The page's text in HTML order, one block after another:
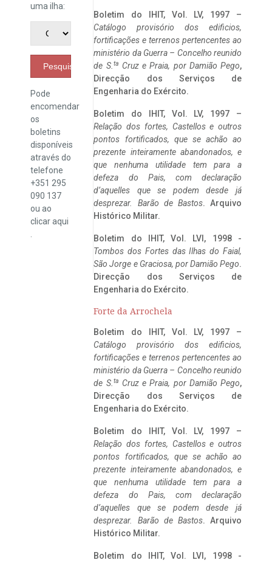
uma ilha:
Pesquisar
Pode
encomendar
os
boletins
disponíveis
através do
telefone
+351 295
090 137
ou ao
clicaraqui
Boletim do IHIT, Vol. LV, 1997 –
Catálogo provisório dos edificios,
fortificações e terrenos pertencentes ao
ministério da Guerra – Concelho reunido
de S. ta Cruz e Praia, por Damião Pego,
Direcção dos Serviços de
Engenharia do Exército.
Boletim do IHIT, Vol. LV, 1997 –
Relação dos fortes, Castellos e outros
pontos fortificados, que se achão ao
prezente inteiramente abandonados, e
que nenhuma utilidade tem para a
defeza do Pais, com declaração
d’aquelles que se podem desde já
desprezar. Barão de Bastos. Arquivo
Histórico Militar.
Boletim do IHIT, Vol. LVI, 1998 -
Tombos dos Fortes das Ilhas do Faial,
São Jorge e Graciosa, por Damião Pego.
Direcção dos Serviços de
Engenharia do Exército.
Forte da Arrochela
Boletim do IHIT, Vol. LV, 1997 –
Catálogo provisório dos edificios,
fortificações e terrenos pertencentes ao
ministério da Guerra – Concelho reunido
de S. ta Cruz e Praia, por Damião Pego,
Direcção dos Serviços de
Engenharia do Exército.
Boletim do IHIT, Vol. LV, 1997 –
Relação dos fortes, Castellos e outros
pontos fortificados, que se achão ao
prezente inteiramente abandonados, e
que nenhuma utilidade tem para a
defeza do Pais, com declaração
d’aquelles que se podem desde já
desprezar. Barão de Bastos. Arquivo
Histórico Militar.
Boletim do IHIT, Vol. LVI, 1998 -